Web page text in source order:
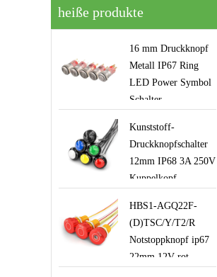
heiße produkte
16 mm Druckknopf
Metall IP67 Ring
LED Power Symbol
Schalter
Kunststoff-
Druckknopfschalter
12mm IP68 3A 250V
Kuppelkopf
Drähten für
Griffroboterausrüstung
HBS1-AGQ22F-
(D)TSC/Y/T2/R
Notstoppknopf ip67
22mm 12V rot